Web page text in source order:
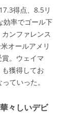
得点、8.5リ
効率でゴール下
ンファレンス
オールアメリ
。ウェイマ
獲得してお
ていった。
々しいデビ